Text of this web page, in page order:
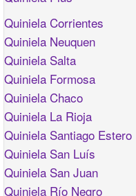
Quiniela Corrientes
Quiniela Neuquen
Quiniela Salta
Quiniela Formosa
Quiniela Chaco
Quiniela La Rioja
Quiniela Santiago Estero
Quiniela San Luís
Quiniela San Juan
Quiniela Río Negro